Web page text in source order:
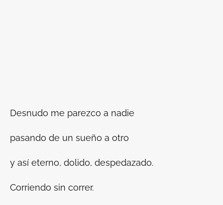
Desnudo me parezco a nadie
pasando de un sueño a otro
y así eterno, dolido, despedazado.
Corriendo sin correr.